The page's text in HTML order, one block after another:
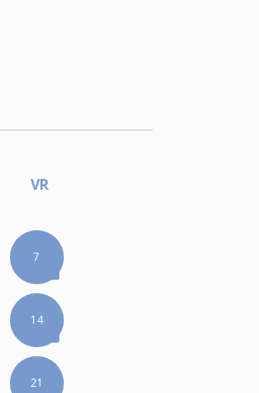
VR
7
14
21